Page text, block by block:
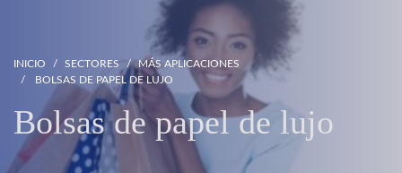
INICIO SECTORES
MÁS APLICACIONES
BOLSAS DE PAPEL DE LUJO
Bolsas de papel de lujo